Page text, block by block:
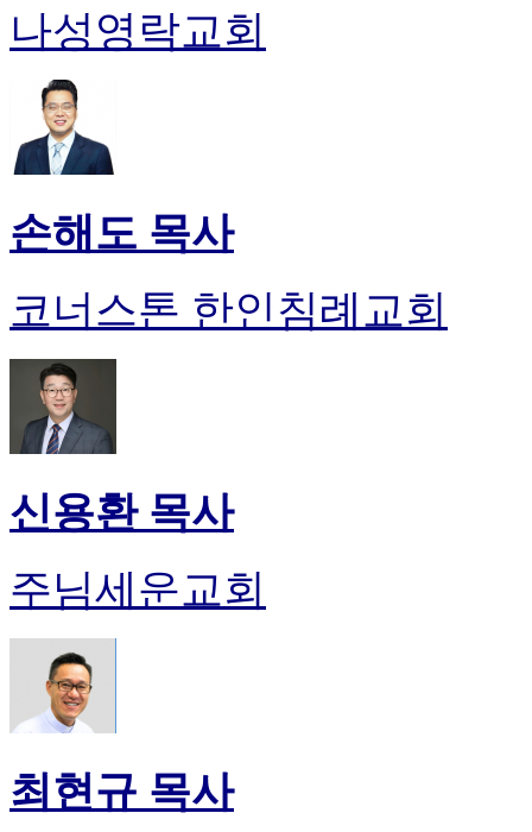
나성영락교회
손해도 목사
코너스톤 한인침례교회
신용환 목사
주님세운교회
최현규 목사